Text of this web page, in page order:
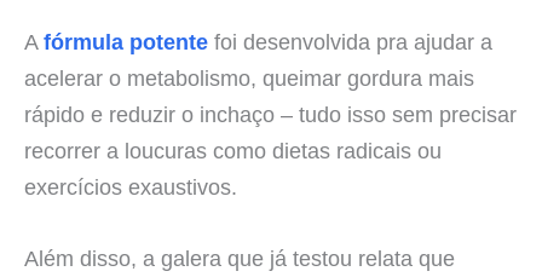
Afórmula potente foi desenvolvida pra ajudar a
acelerar o metabolismo, queimar gordura mais
rápido e reduzir o inchaço – tudo isso sem precisar
recorrer a loucuras como dietas radicais ou
exercícios exaustivos.
Além disso, a galera que já testou relata que